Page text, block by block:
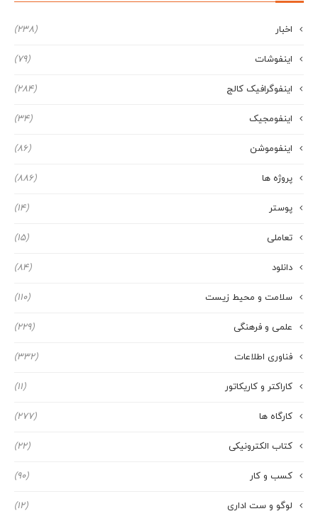
اخبار (238)
اینفوشات (79)
اینفوگرافیک کالج (284)
اینفومجیک (34)
اینفوموشن (86)
پروژه ها (886)
پوستر (14)
تعاملی (15)
دانلود (84)
سلامت و محیط زیست (110)
علمی و فرهنگی (229)
فناوری اطلاعات (332)
کاراکتر و کاریکاتور (11)
کارگاه ها (277)
کتاب الکترونیکی (22)
کسب و کار (90)
لوگو و ست اداری (12)